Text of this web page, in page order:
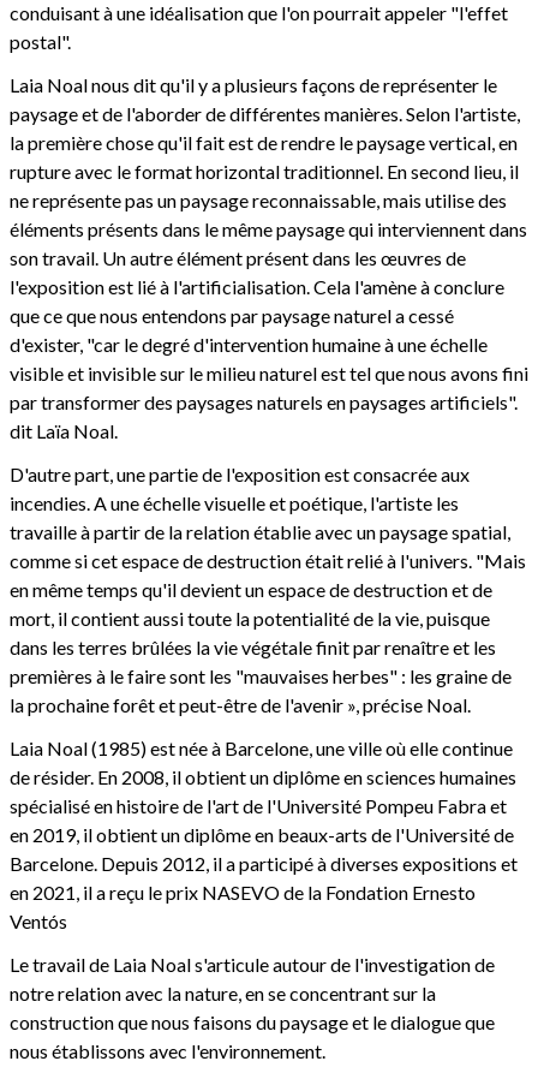
conduisant à une idéalisation que l'on pourrait appeler "l'effet
postal".
Laia Noal nous dit qu'il y a plusieurs façons de représenter le
paysage et de l'aborder de différentes manières. Selon l'artiste,
la première chose qu'il fait est de rendre le paysage vertical, en
rupture avec le format horizontal traditionnel. En second lieu, il
ne représente pas un paysage reconnaissable, mais utilise des
éléments présents dans le même paysage qui interviennent dans
son travail. Un autre élément présent dans les œuvres de
l'exposition est lié à l'artificialisation. Cela l'amène à conclure
que ce que nous entendons par paysage naturel a cessé
d'exister, "car le degré d'intervention humaine à une échelle
visible et invisible sur le milieu naturel est tel que nous avons fini
par transformer des paysages naturels en paysages artificiels".
dit Laïa Noal.
D'autre part, une partie de l'exposition est consacrée aux
incendies. A une échelle visuelle et poétique, l'artiste les
travaille à partir de la relation établie avec un paysage spatial,
comme si cet espace de destruction était relié à l'univers. "Mais
en même temps qu'il devient un espace de destruction et de
mort, il contient aussi toute la potentialité de la vie, puisque
dans les terres brûlées la vie végétale finit par renaître et les
premières à le faire sont les "mauvaises herbes" : les graine de
la prochaine forêt et peut-être de l'avenir », précise Noal.
Laia Noal (1985) est née à Barcelone, une ville où elle continue
de résider. En 2008, il obtient un diplôme en sciences humaines
spécialisé en histoire de l'art de l'Université Pompeu Fabra et
en 2019, il obtient un diplôme en beaux-arts de l'Université de
Barcelone. Depuis 2012, il a participé à diverses expositions et
en 2021, il a reçu le prix NASEVO de la Fondation Ernesto
Ventós
Le travail de Laia Noal s'articule autour de l'investigation de
notre relation avec la nature, en se concentrant sur la
construction que nous faisons du paysage et le dialogue que
nous établissons avec l'environnement.